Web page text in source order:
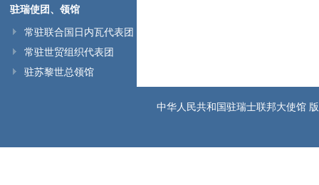
驻瑞使团、领馆
常驻联合国日内瓦代表团
常驻世贸组织代表团
驻苏黎世总领馆
中华人民共和国驻瑞士联邦大使馆